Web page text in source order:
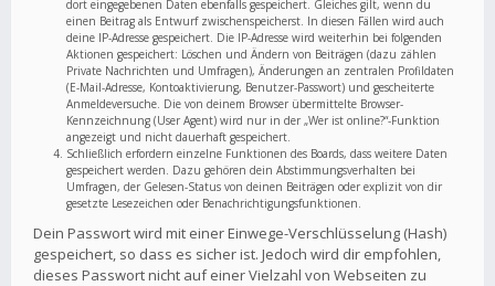
dort eingegebenen Daten ebenfalls gespeichert. Gleiches gilt, wenn du
einen Beitrag als Entwurf zwischenspeicherst. In diesen Fällen wird auch
deine IP-Adresse gespeichert. Die IP-Adresse wird weiterhin bei folgenden
Aktionen gespeichert: Löschen und Ändern von Beiträgen (dazu zählen
Private Nachrichten und Umfragen), Änderungen an zentralen Profildaten
(E-Mail-Adresse, Kontoaktivierung, Benutzer-Passwort) und gescheiterte
Anmeldeversuche. Die von deinem Browser übermittelte Browser-
Kennzeichnung (User Agent) wird nur in der „Wer ist online?“-Funktion
angezeigt und nicht dauerhaft gespeichert.
Schließlich erfordern einzelne Funktionen des Boards, dass weitere Daten
gespeichert werden. Dazu gehören dein Abstimmungsverhalten bei
Umfragen, der Gelesen-Status von deinen Beiträgen oder explizit von dir
gesetzte Lesezeichen oder Benachrichtigungsfunktionen.
Dein Passwort wird mit einer Einwege-Verschlüsselung (Hash)
gespeichert, so dass es sicher ist. Jedoch wird dir empfohlen,
dieses Passwort nicht auf einer Vielzahl von Webseiten zu